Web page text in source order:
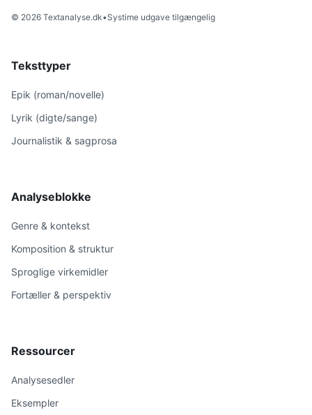
© 2026 Textanalyse.dk•Systime udgave tilgængelig
Teksttyper
Epik (roman/novelle)
Lyrik (digte/sange)
Journalistik & sagprosa
Analyseblokke
Genre & kontekst
Komposition & struktur
Sproglige virkemidler
Fortæller & perspektiv
Ressourcer
Analysesedler
Eksempler